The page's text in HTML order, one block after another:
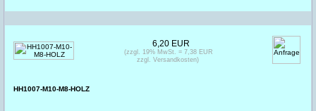
HH1007-M10-M8-HOLZ
6,20 EUR
(zzgl. 19% MwSt. = 7,38 EUR
zzgl. Versandkosten)